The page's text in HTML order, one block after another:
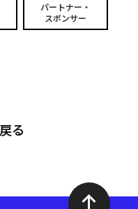
パートナー・
スポンサー
る